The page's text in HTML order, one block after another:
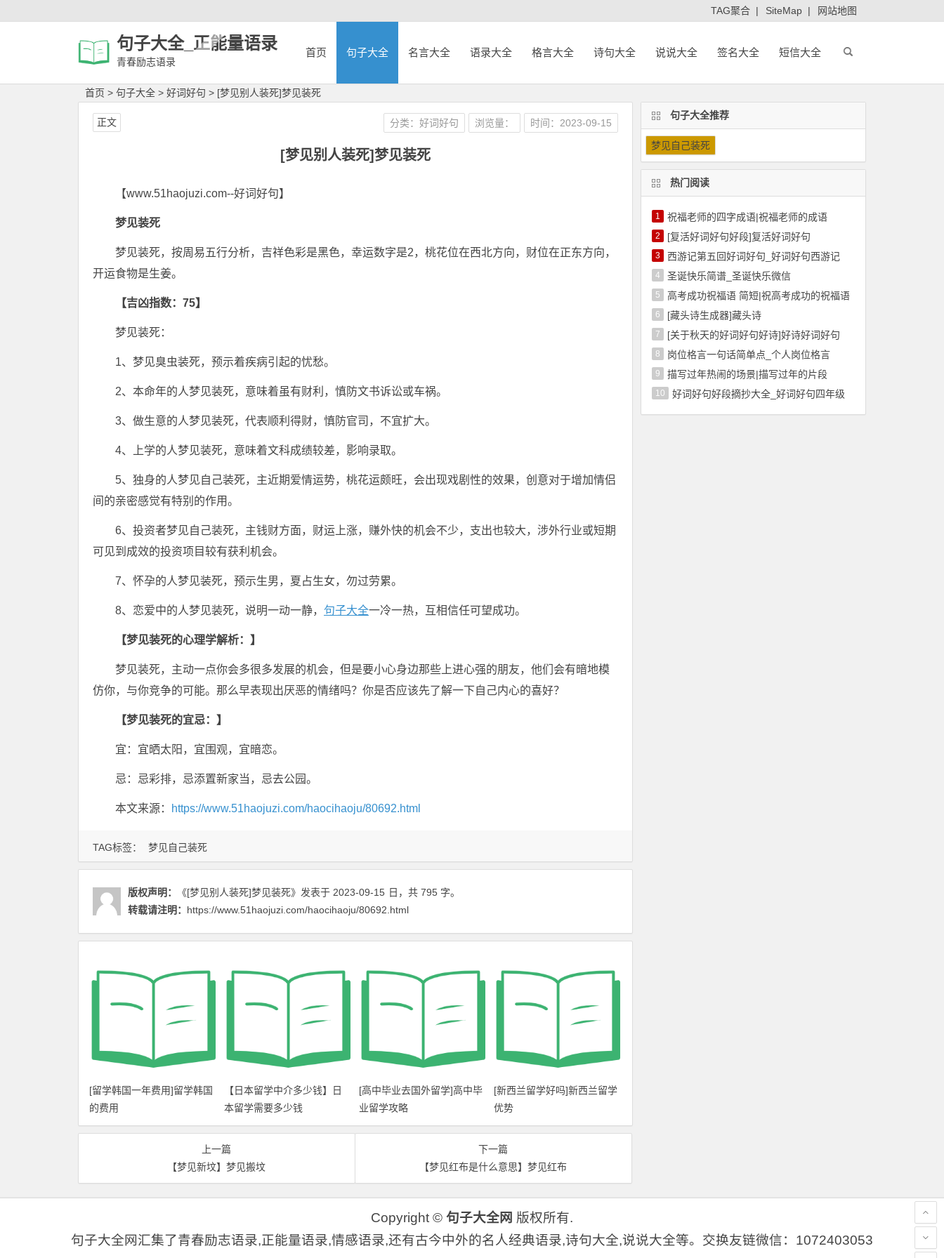
TAG聚合 | SiteMap | 网站地图
句子大全_正能量语录
青春励志语录
首页 句子大全 名言大全 语录大全 格言大全 诗句大全 说说大全 签名大全 短信大全
首页 > 句子大全 > 好词好句 > [梦见别人装死]梦见装死
[梦见别人装死]梦见装死
分类：好词好句 浏览量： 时间：2023-09-15
正文
TAG标签： 梦见自己装死
【www.51haojuzi.com--好词好句】
梦见装死
梦见装死，按周易五行分析，吉祥色彩是黑色，幸运数字是2，桃花位在西北方向，财位在正东方向，
开运食物是生姜。
【吉凶指数：75】
梦见装死：
1、梦见臭虫装死，预示着疾病引起的忧愁。
2、本命年的人梦见装死，意味着虽有财利，慎防文书诉讼或车祸。
3、做生意的人梦见装死，代表顺利得财，慎防官司，不宜扩大。
4、上学的人梦见装死，意味着文科成绩较差，影响录取。
5、独身的人梦见自己装死，主近期爱情运势，桃花运颇旺，会出现戏剧性的效果，创意对于增加情侣
间的亲密感觉有特别的作用。
6、投资者梦见自己装死，主钱财方面，财运上涨，赚外快的机会不少，支出也较大，涉外行业或短期
可见到成效的投资项目较有获利机会。
7、怀孕的人梦见装死，预示生男，夏占生女，勿过劳累。
8、恋爱中的人梦见装死，说明一动一静， 句子大全一冷一热，互相信任可望成功。
【梦见装死的心理学解析：】
梦见装死，主动一点你会多很多发展的机会，但是要小心身边那些上进心强的朋友，他们会有暗地模
仿你，与你竞争的可能。那么早表现出厌恶的情绪吗？你是否应该先了解一下自己内心的喜好？
【梦见装死的宜忌：】
宜：宜晒太阳，宜围观，宜暗恋。
忌：忌彩排，忌添置新家当，忌去公园。
本文来源： https://www.51haojuzi.com/haocihaoju/80692.html
版权声明： 《[梦见别人装死]梦见装死》 发表于 2023-09-15 日 ，共 795 字。
转载请注明： https://www.51haojuzi.com/haocihaoju/80692.html
[留学韩国一年费用]留学韩国
的费用
【日本留学中介多少钱】日
本留学需要多少钱
[高中毕业去国外留学]高中毕
业留学攻略
[新西兰留学好吗]新西兰留学
优势
上一篇
【梦见新坟】梦见搬坟
下一篇
【梦见红布是什么意思】梦见红布
句子大全推荐
梦见自己装死
热门阅读
1 祝福老师的四字成语|祝福老师的成语
2 [复活好词好句好段]复活好词好句
3 西游记第五回好词好句_好词好句西游记
4 圣诞快乐简谱_圣诞快乐微信
5 高考成功祝福语 简短|祝高考成功的祝福语
6 [藏头诗生成器]藏头诗
7 [关于秋天的好词好句好诗]好诗好词好句
8 岗位格言一句话简单点_个人岗位格言
9 描写过年热闹的场景|描写过年的片段
10 好词好句好段摘抄大全_好词好句四年级
Copyright © 句子大全网 版权所有.
句子大全网汇集了青春励志语录,正能量语录,情感语录,还有古今中外的名人经典语录,诗句大全,说说大全等。交换友链微信：1072403053